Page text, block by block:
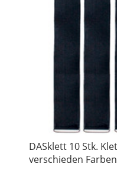
DASklett 10 Stk.
verschieden